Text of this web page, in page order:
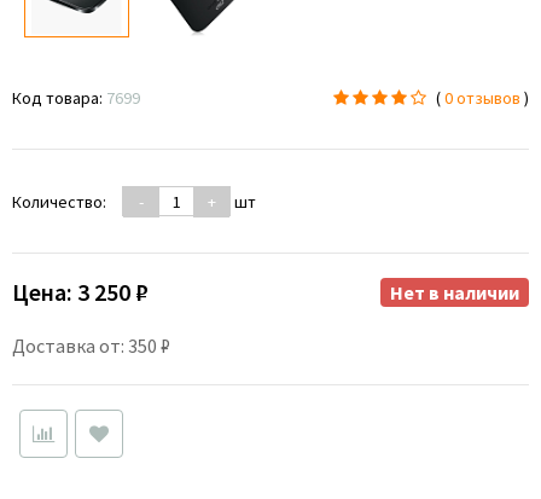
Код товара: 7699 (0 отзывов )
Количество: - + шт
Цена: 3 250 ₽
Доставка от: 350 ₽
Нет в наличии